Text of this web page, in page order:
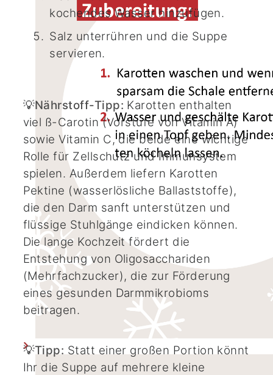
kochendes Wasser hinzufügen.
Salz unterrühren und die Suppe
servieren.
💡Nährstoff-Tipp: Karotten enthalten
viel ß-Carotin (Vorstufe von Vitamin A)
sowie Vitamin C, die beide eine wichtige
Rolle für Zellschutz und Immunsystem
spielen. Außerdem liefern Karotten
Pektine (wasserlösliche Ballaststoffe),
die den Darm sanft unterstützen und
flüssige Stuhlgänge eindicken können.
Die lange Kochzeit fördert die
Entstehung von Oligosacchariden
(Mehrfachzucker), die zur Förderung
eines gesunden Darmmikrobioms
beitragen.
💡Tipp: Statt einer großen Portion könnt
Ihr die Suppe auf mehrere kleine